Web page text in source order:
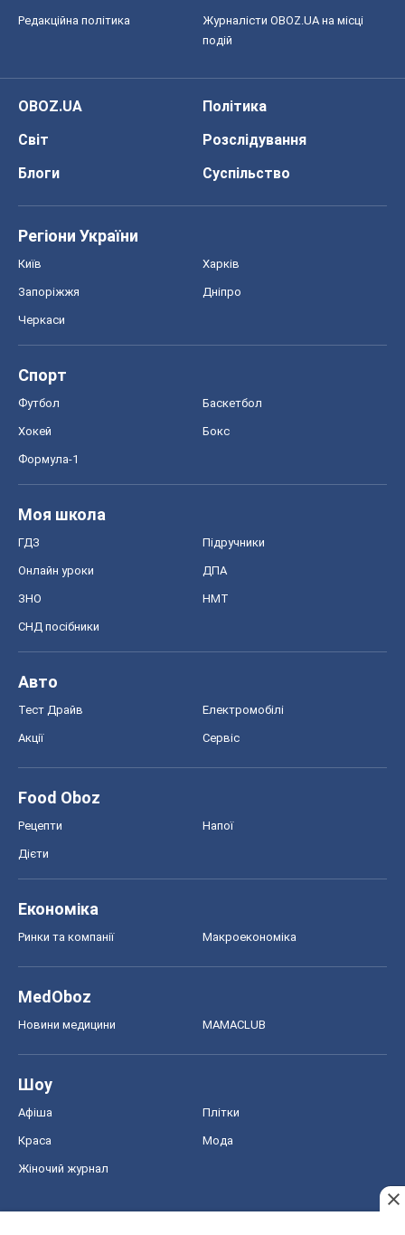
Редакційна політика
Журналісти OBOZ.UA на місці
подій
OBOZ.UA
Політика
Світ
Розслідування
Блоги
Суспільство
Регіони України
Київ Харків
Запоріжжя Дніпро
Черкаси
Спорт
Футбол Баскетбол
Хокей Бокс
Формула-1
Моя школа
ГДЗ Підручники
Онлайн уроки ДПА
ЗНО НМТ
СНД посібники
Авто
Тест Драйв Електромобілі
Акції Сервіс
Food Oboz
Рецепти Напої
Дієти
Економіка
Ринки та компанії Макроекономіка
MedOboz
Новини медицини MAMACLUB
Шоу
Афіша Плітки
Краса Мода
Жіночий журнал